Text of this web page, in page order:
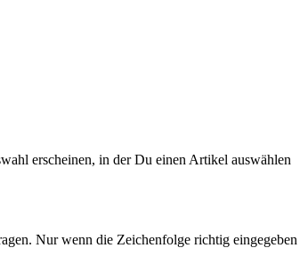
erscheinen, in der Du einen Artikel auswählen
Nur wenn die Zeichenfolge richtig eingegeben